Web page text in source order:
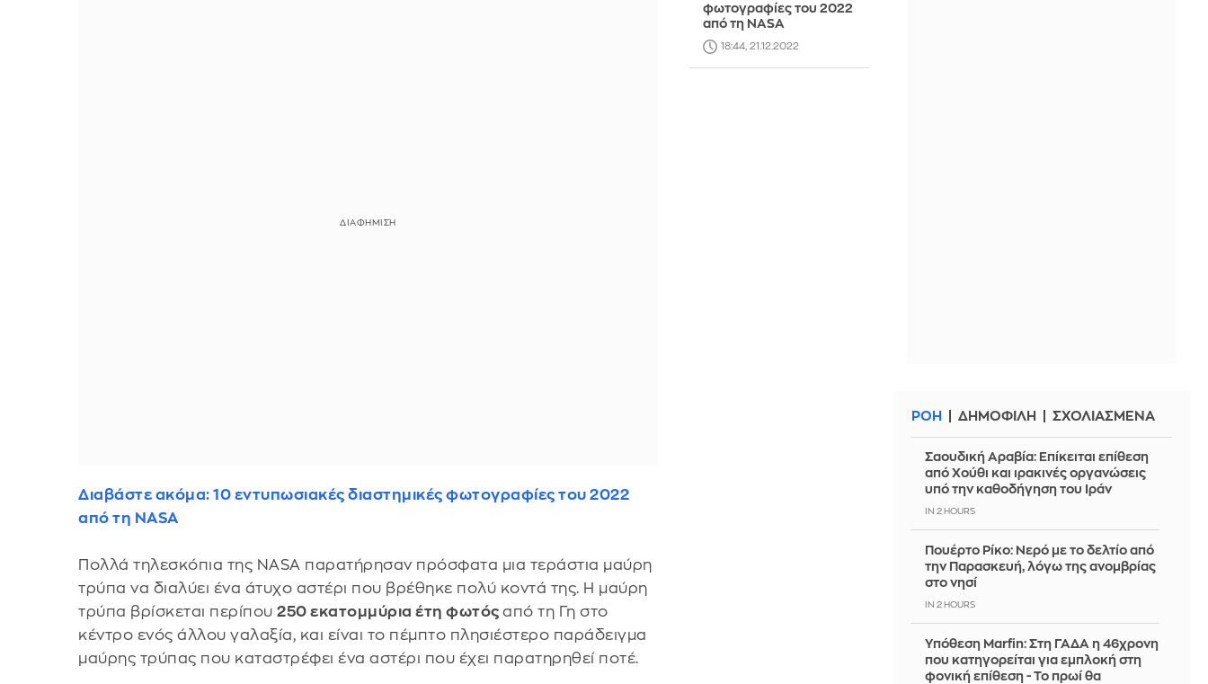
Διαβάστε ακόμα: 10 εντυπωσιακές διαστημικές φωτογραφίες του 2022
από τη NASA
Πολλά τηλεσκόπια της NASA παρατήρησαν πρόσφατα μια τεράστια μαύρη
τρύπα να διαλύει ένα άτυχο αστέρι που βρέθηκε πολύ κοντά της. Η μαύρη
τρύπα βρίσκεται περίπου250 εκατομμύρια έτη φωτόςαπό τη Γη στο
κέντρο ενός άλλου γαλαξία, και είναι το πέμπτο πλησιέστερο παράδειγμα
μαύρης τρύπας που καταστρέφει ένα αστέρι που έχει παρατηρηθεί ποτέ.
φωτογραφίες του 2022
από τη NASA
18:44, 21.12.2022
ΡΟΗ ΔΗΜΟΦΙΛΗ ΣΧΟΛΙΑΣΜΕΝΑ
Σαουδική Αραβία: Επίκειται επίθεση
από Χούθι και ιρακινές οργανώσεις
υπό την καθοδήγηση του Ιράν
IN 2 HOURS
Πουέρτο Ρίκο: Νερό με το δελτίο από
την Παρασκευή, λόγω της ανομβρίας
στο νησί
IN 2 HOURS
Υπόθεση Marfin: Στη ΓΑΔΑ η 46χρονη
που κατηγορείται για εμπλοκή στη
φονική επίθεση - Το πρωί θα